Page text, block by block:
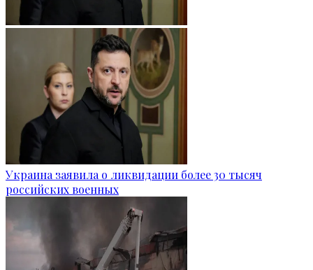
Украина заявила о ликвидации более 30 тысяч
российских военных